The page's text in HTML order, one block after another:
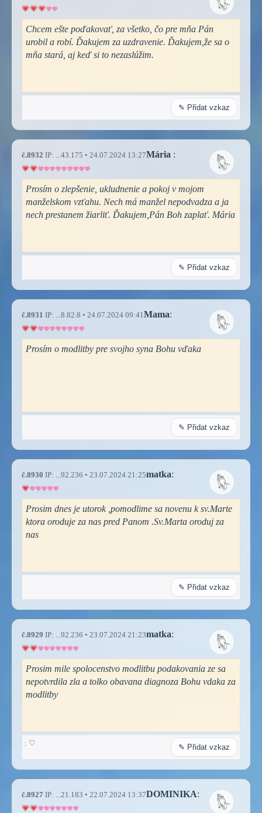
Chcem ešte poďakovať, za všetko, čo pre mňa Pán
urobil a robí. Ďakujem za uzdravenie. Ďakujem,že sa o
mňa stará, aj keď si to nezaslúžim.
✎ Přidat vzkaz
č.8932 IP: ...43.175 • 24.07.2024 13:27Mária :
Prosím o zlepšenie, ukludnenie a pokoj v mojom
manželskom vzťahu. Nech má manžel nepodvadza a ja
nech prestanem žiarliť. Ďakujem,Pán Boh zaplať. Mária
✎ Přidat vzkaz
č.8931 IP: ...8.82.8 • 24.07.2024 09:41 Mama:
Prosím o modlitby pre svojho syna Bohu vďaka
✎ Přidat vzkaz
č.8930 IP: ...92.236 • 23.07.2024 21:25matka:
Prosim dnes je utorok ,pomodlime sa novenu k sv.Marte
ktora oroduje za nas pred Panom .Sv.Marta oroduj za
nas
✎ Přidat vzkaz
č.8929 IP: ...92.236 • 23.07.2024 21:23matka:
Prosim mile spolocenstvo modlitbu podakovania ze sa
nepotvrdila zla a tolko obavana diagnoza Bohu vdaka za
modlitby
: ♡ ✎ Přidat vzkaz
č.8927 IP: ...21.183 • 22.07.2024 13:37DOMINIKA: